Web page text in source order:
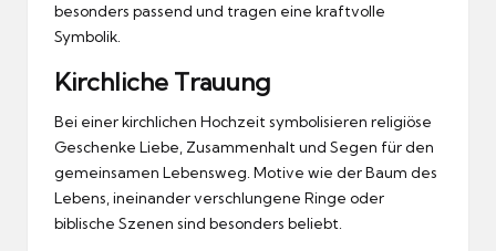
besonders passend und tragen eine kraftvolle
Symbolik.
Kirchliche Trauung
Bei einer kirchlichen Hochzeit symbolisieren religiöse
Geschenke Liebe, Zusammenhalt und Segen für den
gemeinsamen Lebensweg. Motive wie der Baum des
Lebens, ineinander verschlungene Ringe oder
biblische Szenen sind besonders beliebt.